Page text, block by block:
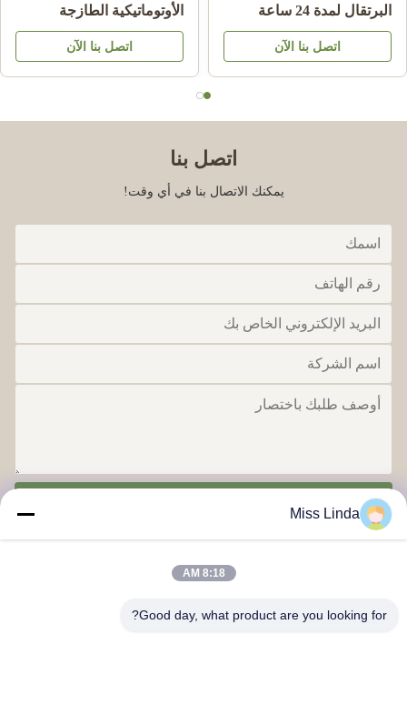
البرتقال لمدة 24 ساعة
اتصل بنا الآن
الأوتوماتيكية الطازجة
التجارية
اتصل بنا الآن
اتصل بنا
يمكنك الاتصال بنا في أي وقت!
Miss Linda
8:18 AM
Good day, what product are you looking for?